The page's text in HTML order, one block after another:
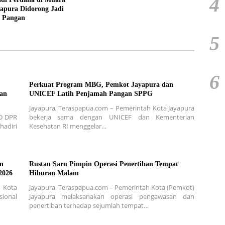
Didorong Jadi
DPR
Perkuat Program MBG, Pemkot Jayapura dan
UNICEF Latih Penjamah Pangan SPPG
Jayapura, Teraspapua.com – Pemerintah Kota Jayapura
bekerja sama dengan UNICEF dan Kementerian
Kesehatan RI menggelar…
Rustan Saru Pimpin Operasi Penertiban Tempat
Hiburan Malam
Jayapura, Teraspapua.com – Pemerintah Kota (Pemkot)
Jayapura melaksanakan operasi pengawasan dan
penertiban terhadap sejumlah tempat…
4
5
6